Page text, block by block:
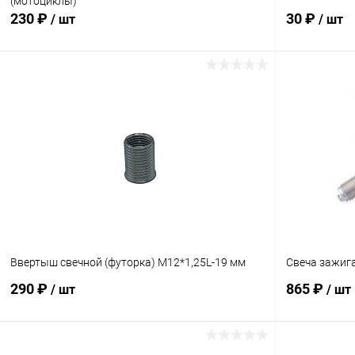
230 ₽ / шт 30 ₽ / шт
Ввертыш свечной (футорка) М12*1,25L-19 мм
290 ₽ / шт
Свеча
865 ₽ / шт